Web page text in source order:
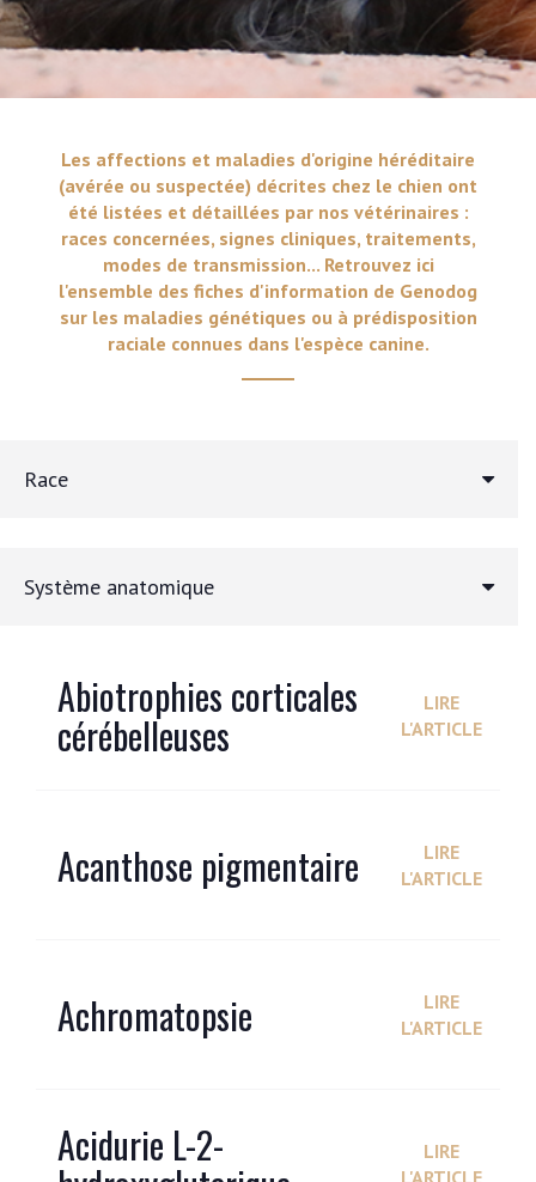
Les affections et maladies d'origine héréditaire
(avérée ou suspectée) décrites chez le chien ont
été listées et détaillées par nos vétérinaires :
races concernées, signes cliniques, traitements,
modes de transmission... Retrouvez ici
l'ensemble des fiches d'information de Genodog
sur les maladies génétiques ou à prédisposition
raciale connues dans l'espèce canine.
Race
Système anatomique
Abiotrophies corticales
cérébelleuses
LIRE
L'ARTICLE
Acanthose pigmentaire
LIRE
L'ARTICLE
Achromatopsie
LIRE
L'ARTICLE
Acidurie L-2-
LIRE
L'ARTICLE